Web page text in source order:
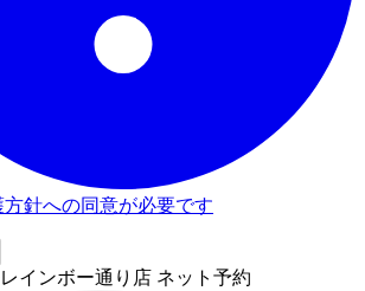
針への同意が必要です
インボー通り店 ネット予約